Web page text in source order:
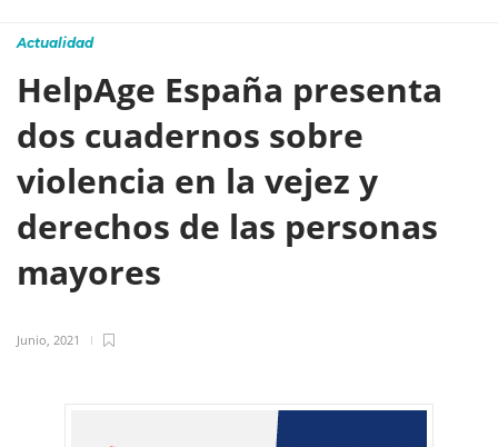
Actualidad
HelpAge España presenta
dos cuadernos sobre
violencia en la vejez y
derechos de las personas
mayores
Junio, 2021